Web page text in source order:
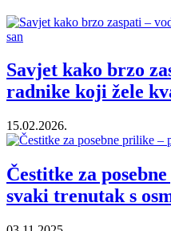
Savjet kako brzo
radnike koji žele
15.02.2026.
Čestitke za
svaki trenutak s